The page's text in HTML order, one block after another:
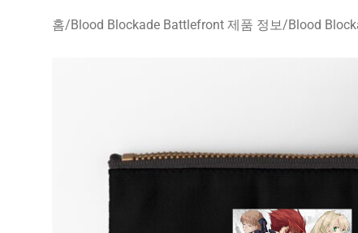
홈/Blood Blockade Battlefront 제품 정보/Blood